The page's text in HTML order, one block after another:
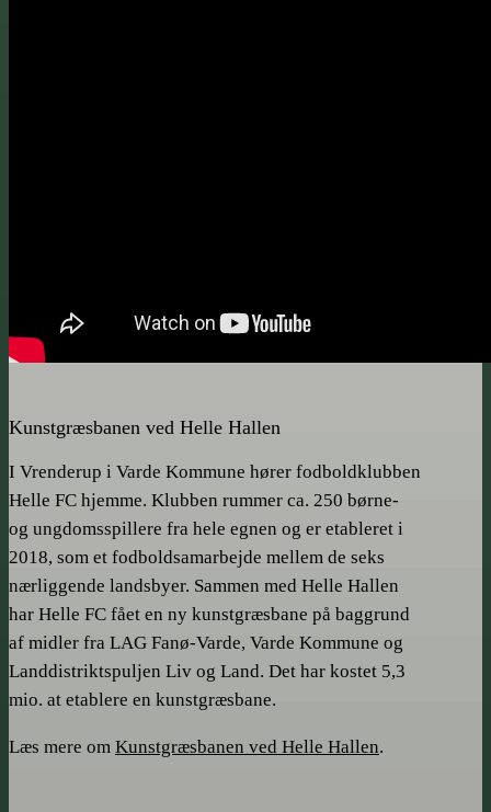
Kunstgræsbanen ved Helle Hallen
I Vrenderup i Varde Kommune hører fodboldklubben
Helle FC hjemme. Klubben rummer ca. 250 børne-
og ungdoms­­spillere fra hele egnen og er etableret i
2018, som et fodboldsamarbejde mellem de seks
nærliggende landsbyer. Sammen med Helle Hallen
har Helle FC fået en ny kunstgræsbane på baggrund
af midler fra LAG Fanø-Varde, Varde Kommune og
Landdistrikts­­puljen Liv og Land. Det har kostet 5,3
mio. at etablere en kunstgræsbane.
Læs mere om Kunstgræsbanen ved Helle Hallen.